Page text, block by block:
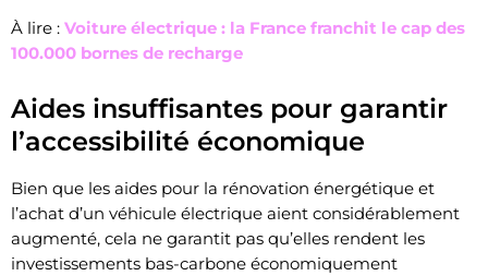
À lire : Voiture électrique : la France franchit le cap des
100.000 bornes de recharge
Aides insuffisantes pour garantir
l’accessibilité économique
Bien que les aides pour la rénovation énergétique et
l’achat d’un véhicule électrique aient considérablement
augmenté, cela ne garantit pas qu’elles rendent les
investissements bas-carbone économiquement